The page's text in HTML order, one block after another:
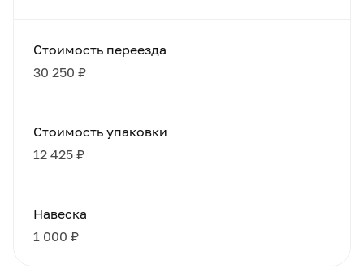
Стоимость переезда
30 250 ₽
Стоимость упаковки
12 425 ₽
Навеска
1 000 ₽